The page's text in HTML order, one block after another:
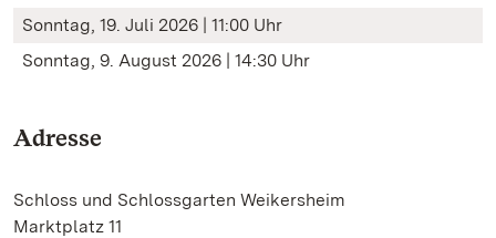
Sonntag, 19. Juli 2026 | 11:00 Uhr
Sonntag, 9. August 2026 | 14:30 Uhr
Adresse
Schloss und Schlossgarten Weikersheim
Marktplatz 11